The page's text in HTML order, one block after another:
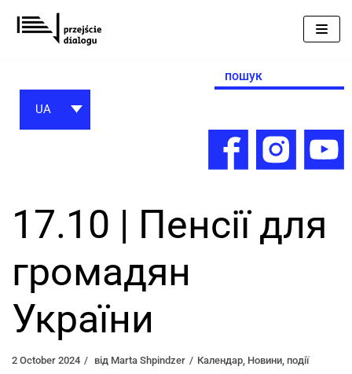
Перейти
до
Search
for:
UA
17.10 | Пенсії для
громадян
України
2 October 2024 від Marta Shpindzer Календар Новини події